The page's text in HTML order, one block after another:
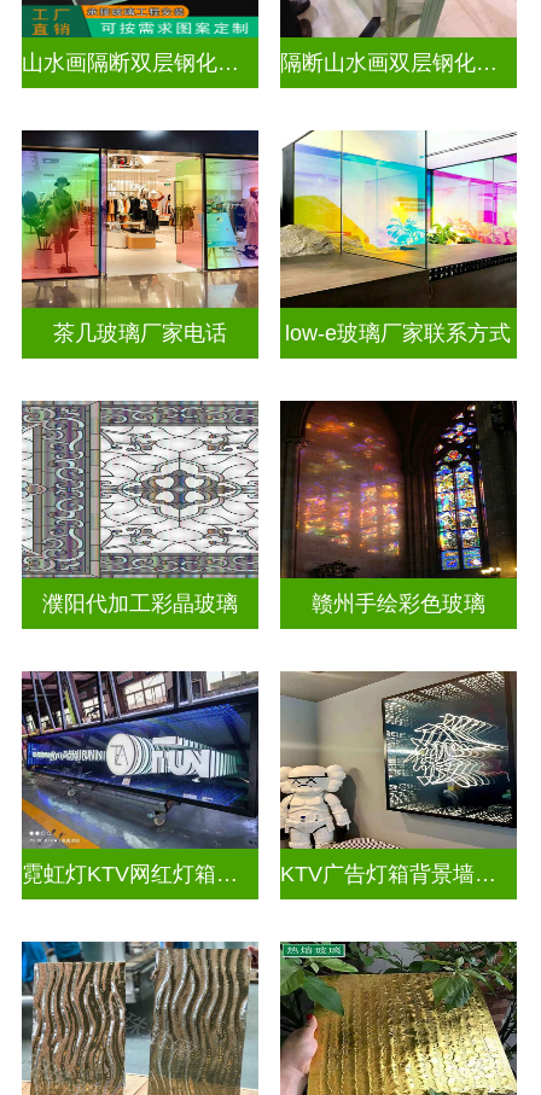
山水画隔断双层钢化夹胶 隔断山水画双层钢化夹胶
茶几玻璃厂家电话 low-e玻璃厂家联系方式
濮阳代加工彩晶玻璃 赣州手绘彩色玻璃
霓虹灯KTV网红灯箱深渊镜 KTV广告灯箱背景墙定制做深渊镜